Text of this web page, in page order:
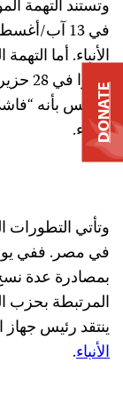
وتستند التهمة
في 13
الأنباء. أما
الرئيس بأنه
الأنباء.
وتأتي التطورات
في مصر. ففي
بمصادرة عدة
المرتبطة بحزب
ينتقد رئيس
الأنباء.
DONATE